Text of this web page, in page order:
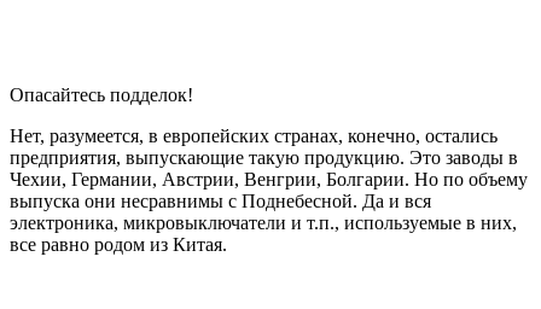
Опасайтесь подделок!
Нет, разумеется, в европейских странах, конечно, остались
предприятия, выпускающие такую продукцию. Это заводы в
Чехии, Германии, Австрии, Венгрии, Болгарии. Но по объему
выпуска они несравнимы с Поднебесной. Да и вся
электроника, микровыключатели и т.п., используемые в них,
все равно родом из Китая.